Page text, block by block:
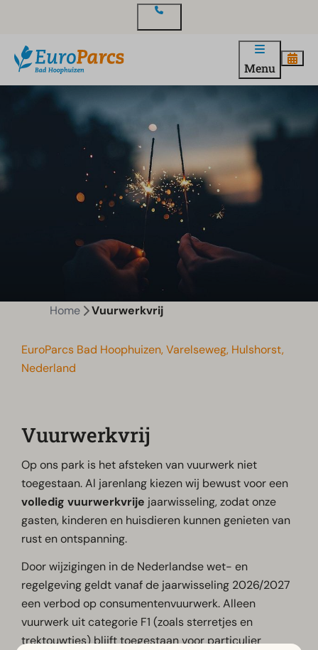
Menu
Home Vuurwerkvrij
EuroParcs Bad Hoophuizen, Varelseweg, Hulshorst,
Nederland
Vuurwerkvrij
Op ons park is het afsteken van vuurwerk niet
toegestaan. Al jarenlang kiezen wij bewust voor een
volledig vuurwerkvrije jaarwisseling, zodat onze
gasten, kinderen en huisdieren kunnen genieten van
rust en ontspanning.
Door wijzigingen in de Nederlandse wet- en
regelgeving geldt vanaf de jaarwisseling 2026/2027
een verbod op consumentenvuurwerk. Alleen
vuurwerk uit categorie F1 (zoals sterretjes en
trektouwtjes) blijft toegestaan voor particulier